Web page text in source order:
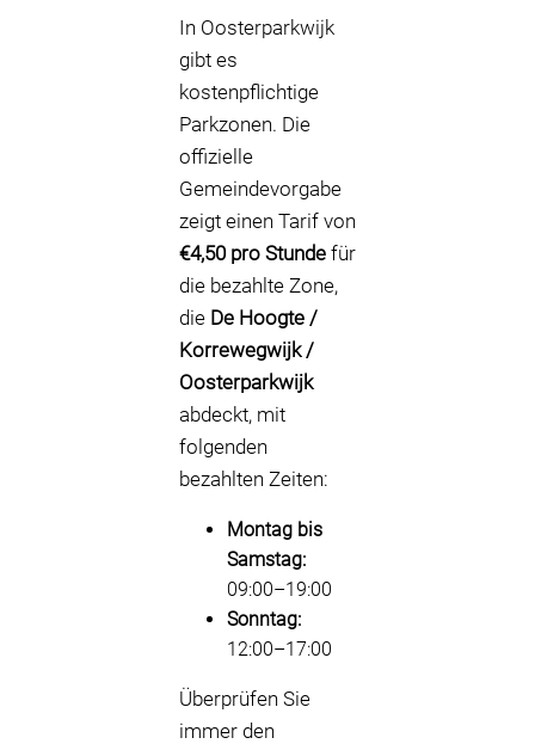
In Oosterparkwijk
gibt es
kostenpflichtige
Parkzonen. Die
offizielle
Gemeindevorgabe
zeigt einen Tarif von
€4,50 pro Stunde für
die bezahlte Zone,
die De Hoogte /
Korrewegwijk /
Oosterparkwijk
abdeckt, mit
folgenden
bezahlten Zeiten:
Montag bis
Samstag:
09:00–19:00
Sonntag:
12:00–17:00
Überprüfen Sie
immer den